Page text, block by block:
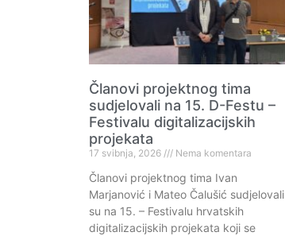
Članovi projektnog tima
sudjelovali na 15. D-Festu –
Festivalu digitalizacijskih
projekata
17 svibnja, 2026 Nema komentara
Članovi projektnog tima Ivan
Marjanović i Mateo Čalušić sudjelovali
su na 15. – Festivalu hrvatskih
digitalizacijskih projekata koji se